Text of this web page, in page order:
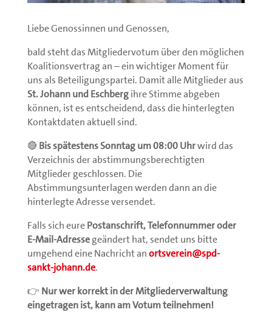
Liebe Genossinnen und Genossen,
bald steht das Mitgliedervotum über den möglichen
Koalitionsvertrag an – ein wichtiger Moment für
uns als Beteiligungspartei. Damit alle Mitglieder aus
St. Johann und Eschbergihre Stimme abgeben
können, ist es entscheidend, dass die hinterlegten
Kontaktdaten aktuell sind.
🔴 Bis spätestens Sonntag um 08:00 Uhrwird das
Verzeichnis der abstimmungsberechtigten
Mitglieder geschlossen. Die
Abstimmungsunterlagen werden dann an die
hinterlegte Adresse versendet.
Falls sich eurePostanschrift, Telefonnummer oder
E-Mail-Adressegeändert hat, sendet uns bitte
umgehend eine Nachricht anortsverein@spd-
sankt-johann.de.
👉 Nur wer korrekt in der Mitgliederverwaltung
eingetragen ist, kann am Votum teilnehmen!